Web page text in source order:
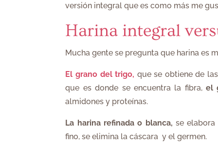
versión integral que es como más me
Harina integral
Mucha gente se pregunta que harina es
El grano del trigo, que se obtiene de
que es donde se encuentra la fibra,el
almidones y proteínas.
La harina refinada o blanca, se
fino, se elimina la cáscara y el germen​.